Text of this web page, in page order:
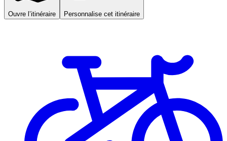
Ouvre l’itinéraire Personnalise cet itinéraire